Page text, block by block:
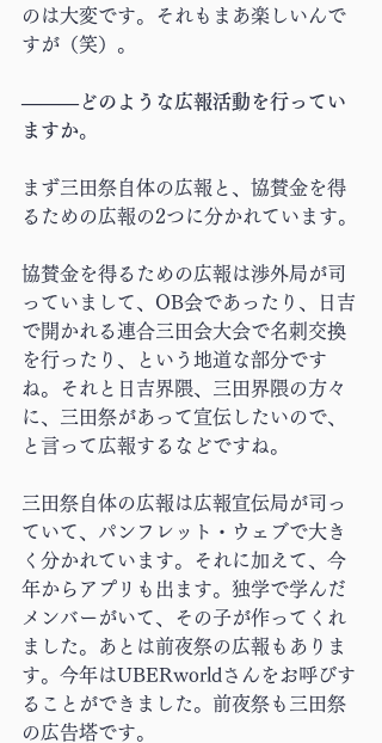
のは大変です。それもまあ楽しいんで
すが（笑）。
―――どのような広報活動を行ってい
ますか。
まず三田祭自体の広報と、協賛金を得
るための広報の2つに分かれています。
協賛金を得るための広報は渉外局が司
っていまして、OB会であったり、日吉
で開かれる連合三田会大会で名刺交換
を行ったり、という地道な部分です
ね。それと日吉界隈、三田界隈の方々
に、三田祭があって宣伝したいので、
と言って広報するなどですね。
三田祭自体の広報は広報宣伝局が司っ
ていて、パンフレット・ウェブで大き
く分かれています。それに加えて、今
年からアプリも出ます。独学で学んだ
メンバーがいて、その子が作ってくれ
ました。あとは前夜祭の広報もありま
す。今年はUBERworldさんをお呼びす
ることができました。前夜祭も三田祭
の広告塔です。